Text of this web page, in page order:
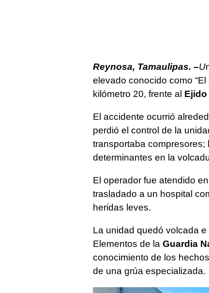
Reynosa, Tamaulipas. –U
elevado conocido como “El
kilómetro 20, frente al Ejido
El accidente ocurrió
perdió el control de la
transportaba
determinantes en la
El operador fue atendido
trasladado a un hospital
heridas leves.
La unidad quedó volcada
Elementos de la Guardia
conocimiento de los
de una grúa especializada.